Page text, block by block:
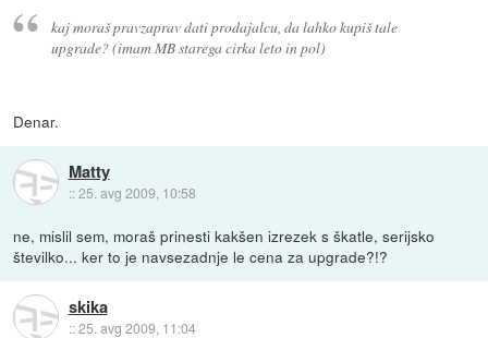
kaj moraš pravzaprav dati prodajalcu, da lahko kupiš tale
upgrade? (imam MB starega cirka leto in pol)
Denar.
Matty
::25. avg 2009, 10:58
ne, mislil sem, moraš prinesti kakšen izrezek s škatle, serijsko
številko... ker to je navsezadnje le cena za upgrade?!?
skika
::25. avg 2009, 11:04